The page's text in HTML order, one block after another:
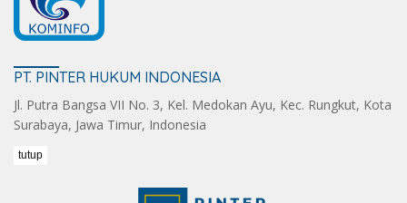
PT. PINTER HUKUM INDONESIA
Jl. Putra Bangsa VII No. 3, Kel. Medokan Ayu, Kec. Rungkut, Kota
Surabaya, Jawa Timur, Indonesia
tutup